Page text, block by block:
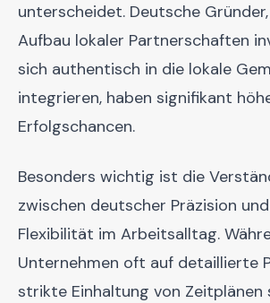
unterscheidet. Deutsche
Aufbau lokaler Partnerschaften
sich authentisch in die lokale
integrieren, haben signifikant
Erfolgschancen.
Besonders wichtig ist die
zwischen deutscher Präzision
Flexibilität im Arbeitsalltag.
Unternehmen oft auf detaillierte
strikte Einhaltung von Zeitplänen